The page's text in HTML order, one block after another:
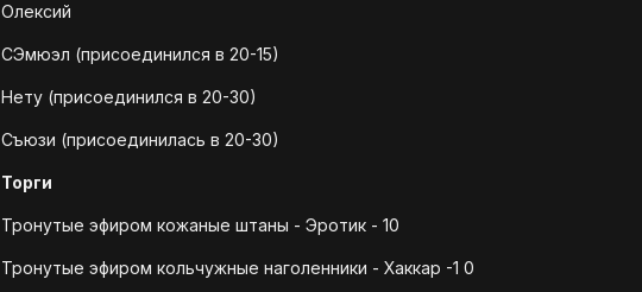
Олексий
СЭмюэл (присоединился в 20-15)
Нету (присоединился в 20-30)
Съюзи (присоединилась в 20-30)
Торги
Тронутые эфиром кожаные штаны - Эротик - 10
Тронутые эфиром кольчужные наголенники - Хаккар -1 0